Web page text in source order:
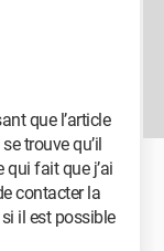
que l’article
trouve qu’il
qui fait que j’ai
contacter la
il est possible